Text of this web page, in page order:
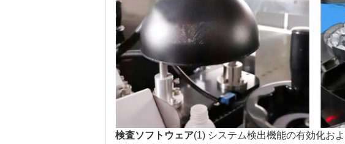
検査ソフトウェア(1) システム検出機能の有効化お